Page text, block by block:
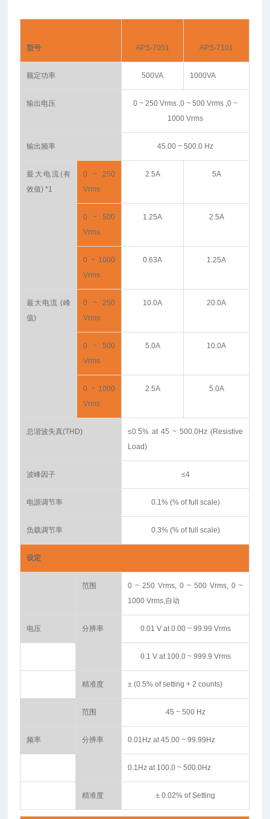
型号 APS-7051 APS-7101
额定功率 500VA 1000VA
输出电压
0 ~ 250 Vrms ,0 ~ 500 Vrms ,0 ~
1000 Vrms
输出频率 45.00 ~ 500.0 Hz
最大电流(有
效值) *1
0 ~ 250
Vrms
2.5A 5A
0 ~ 500
Vrms
1.25A 2.5A
0 ~ 1000
Vrms
0.63A 1.25A
最大电流 (峰
值)
0 ~ 250
Vrms
10.0A 20.0A
0 ~ 500
Vrms
5.0A 10.0A
0 ~ 1000
Vrms
2.5A 5.0A
总谐波失真(THD)
≤0.5% at 45 ~ 500.0Hz (Resistive
Load)
波峰因子 ≤4
电源调节率 0.1% (% of full scale)
负载调节率 0.3% (% of full scale)
设定
范围
0 ~ 250 Vrms, 0 ~ 500 Vrms, 0 ~
1000 Vrms,自动
电压 分辨率 0.01 V at 0.00 ~ 99.99 Vrms
0.1 V at 100.0 ~ 999.9 Vrms
精准度 ± (0.5% of setting + 2 counts)
范围 45 ~ 500 Hz
频率 分辨率 0.01Hz at 45.00 ~ 99.99Hz
0.1Hz at 100.0 ~ 500.0Hz
精准度 ± 0.02% of Setting